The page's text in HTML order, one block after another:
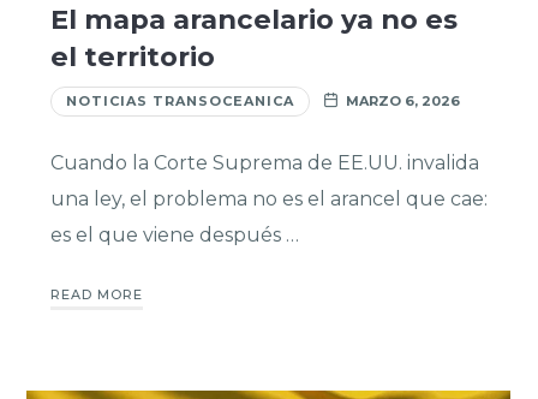
El mapa arancelario ya no es
el territorio
NOTICIAS TRANSOCEANICA MARZO 6, 2026
Cuando la Corte Suprema de EE.UU. invalida
una ley, el problema no es el arancel que cae:
es el que viene después …
READ MORE